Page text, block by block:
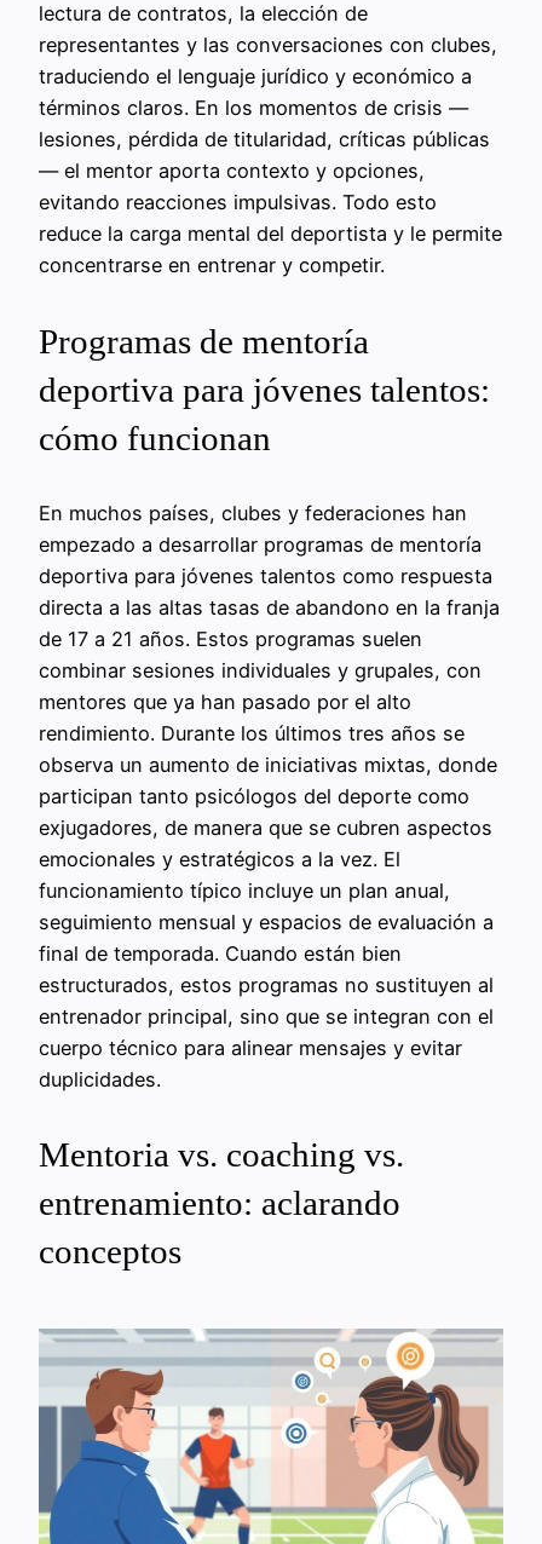
lectura de contratos, la elección de
representantes y las conversaciones con clubes,
traduciendo el lenguaje jurídico y económico a
términos claros. En los momentos de crisis —
lesiones, pérdida de titularidad, críticas públicas
— el mentor aporta contexto y opciones,
evitando reacciones impulsivas. Todo esto
reduce la carga mental del deportista y le permite
concentrarse en entrenar y competir.
Programas de mentoría
deportiva para jóvenes talentos:
cómo funcionan
En muchos países, clubes y federaciones han
empezado a desarrollar programas de mentoría
deportiva para jóvenes talentos como respuesta
directa a las altas tasas de abandono en la franja
de 17 a 21 años. Estos programas suelen
combinar sesiones individuales y grupales, con
mentores que ya han pasado por el alto
rendimiento. Durante los últimos tres años se
observa un aumento de iniciativas mixtas, donde
participan tanto psicólogos del deporte como
exjugadores, de manera que se cubren aspectos
emocionales y estratégicos a la vez. El
funcionamiento típico incluye un plan anual,
seguimiento mensual y espacios de evaluación a
final de temporada. Cuando están bien
estructurados, estos programas no sustituyen al
entrenador principal, sino que se integran con el
cuerpo técnico para alinear mensajes y evitar
duplicidades.
Mentoria vs. coaching vs.
entrenamiento: aclarando
conceptos